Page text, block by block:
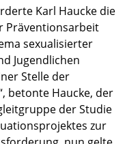
Karl Haucke die
Präventionsarbeit
sexualisierter
Jugendlichen
Stelle der
betonte Haucke, der
der Studie
zur